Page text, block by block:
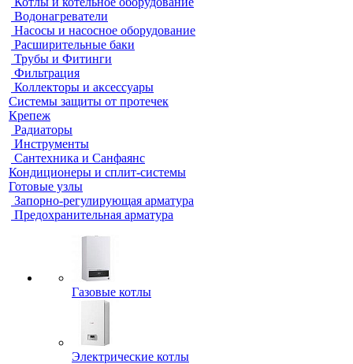
Водонагреватели
Насосы и насосное оборудование
Расширительные баки
Трубы и Фитинги
Фильтрация
Коллекторы и аксессуары
Системы защиты от протечек
Крепеж
Радиаторы
Инструменты
Сантехника и Санфаянс
Кондиционеры и сплит-системы
Готовые узлы
Запорно-регулирующая арматура
Предохранительная арматура
Газовые котлы
Электрические котлы